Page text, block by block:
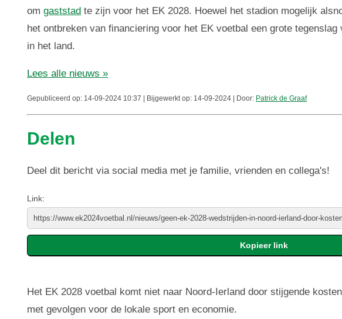
omgaststad te zijn voor het EK 2028. Hoewel het stadion mogelijk
het ontbreken van financiering voor het EK voetbal een grote
in het land.
Lees alle nieuws »
Gepubliceerd op: 14-09-2024 10:37 | Bijgewerkt op: 14-09-2024 | Door: Patrick de Graaf
Delen
Deel dit bericht via social media met je familie, vrienden en collega's!
Link:
Het EK 2028 voetbal komt niet naar Noord-Ierland door stijgende
met gevolgen voor de lokale sport en economie.